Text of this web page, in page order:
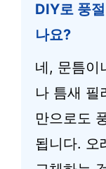
DIY로 풍
나요?
네, 문틈이
나 틈새 필
만으로도
됩니다. 오